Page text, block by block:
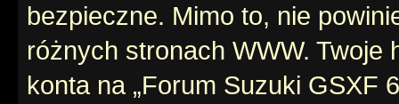
bezpieczne. Mimo to, nie
różnych stronach WWW. Twoje
konta na „Forum Suzuki GSXF